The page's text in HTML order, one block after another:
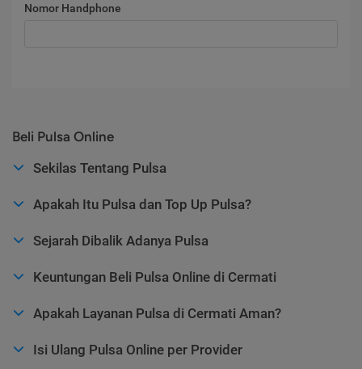
Nomor Handphone
Beli Pulsa Online
Sekilas Tentang Pulsa
Apakah Itu Pulsa dan Top Up Pulsa?
Sejarah Dibalik Adanya Pulsa
Keuntungan Beli Pulsa Online di Cermati
Apakah Layanan Pulsa di Cermati Aman?
Isi Ulang Pulsa Online per Provider